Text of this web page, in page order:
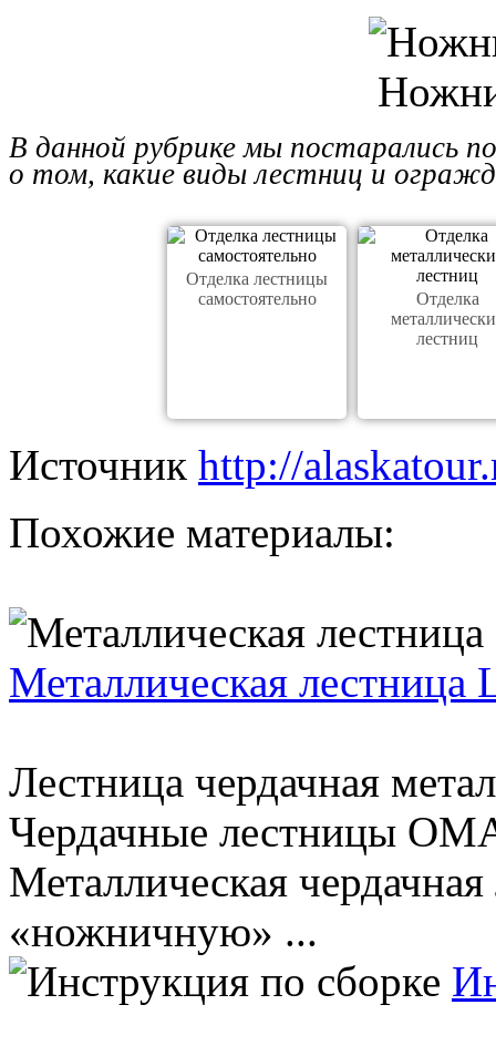
В данной рубрике мы постарались
о том, какие виды лестниц и
Отделка лестницы
самостоятельно
Отделка
лестниц
Источник http://
Похожие материалы:
Металлическая
Лестница чердачная
Чердачные лестницы
Металлическая
«ножничную» ...